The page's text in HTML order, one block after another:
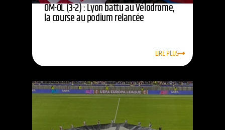
OM-OL (3-2) : Lyon battu au Vélodrome,
la course au podium relancée
LIRE PLUS